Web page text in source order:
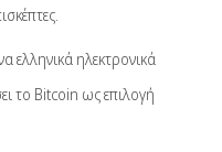
ελληνικά ηλεκτρονικά
το Bitcoin ως επιλογή